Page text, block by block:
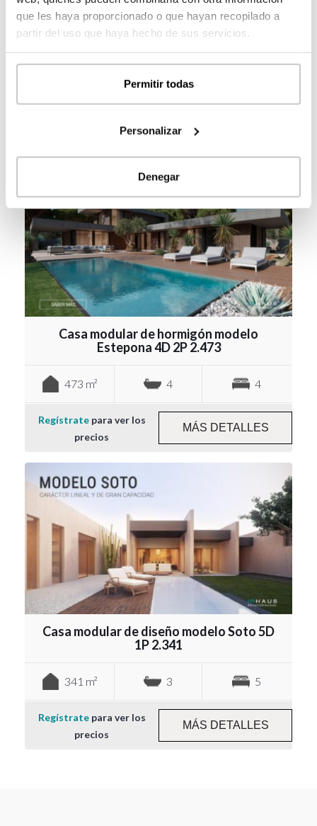
que les haya proporcionado o que hayan recopilado a
partir del uso que haya hecho de sus servicios.
Permitir todas
Personalizar
Denegar
PLANTA BAJA
Casas Similares
Casa modular de hormigón modelo
Estepona 4D 2P 2.473
473 m² 4 4
Regístratepara ver los
precios
MÁS DETALLES
Casa modular de diseño modelo Soto 5D
1P 2.341
341 m² 3 5
Regístratepara ver los
precios
MÁS DETALLES